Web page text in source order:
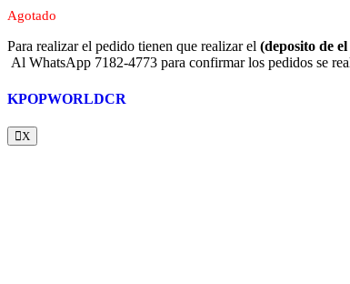
Agotado
Para realizar el pedido tienen que realizar el (deposito de
Al WhatsApp 7182-4773 para confirmar los pedidos se
KPOPWORLDCR
X